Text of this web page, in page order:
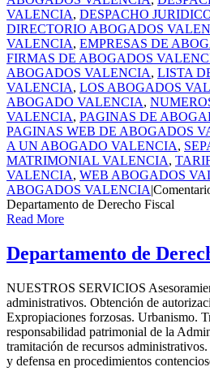
VALENCIA, DESPACHO
DIRECTORIO ABOGADOS
VALENCIA, EMPRESAS DE
FIRMAS DE ABOGADOS
ABOGADOS VALENCIA, LISTA
VALENCIA, LOS ABOGADOS
ABOGADO VALENCIA,
VALENCIA, PAGINAS DE
PAGINAS WEB DE ABOGADOS
A UN ABOGADO VALENCIA,
MATRIMONIAL VALENCIA,
VALENCIA, WEB ABOGADOS
ABOGADOS VALENCIA|
Departamento de Derecho Fiscal
Read More
Departamento de
NUESTROS SERVICIOS
administrativos. Obtención de
Expropiaciones forzosas. Urbanismo.
responsabilidad patrimonial de la
tramitación de recursos
y defensa en procedimientos